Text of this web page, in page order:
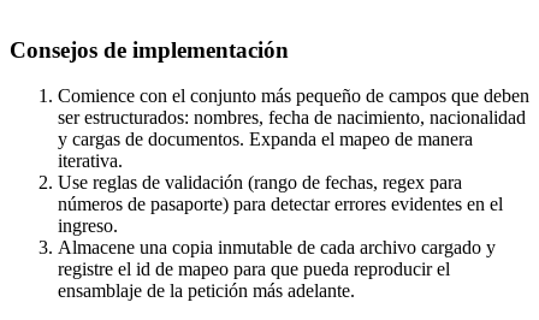
Consejos de implementación
Comience con el conjunto más pequeño de campos que deben
ser estructurados: nombres, fecha de nacimiento, nacionalidad
y cargas de documentos. Expanda el mapeo de manera
iterativa.
Use reglas de validación (rango de fechas, regex para
números de pasaporte) para detectar errores evidentes en el
ingreso.
Almacene una copia inmutable de cada archivo cargado y
registre el id de mapeo para que pueda reproducir el
ensamblaje de la petición más adelante.